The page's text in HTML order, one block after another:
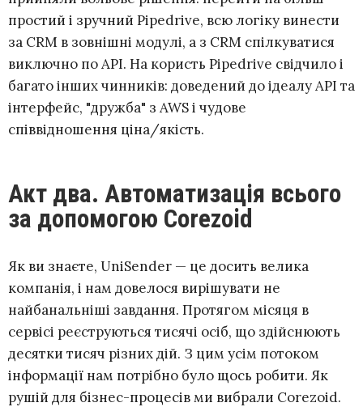
простий і зручний Pipedrive, всю логіку винести
за CRM в зовнішні модулі, а з CRM спілкуватися
виключно по API. На користь Pipedrive свідчило і
багато інших чинників: доведений до ідеалу API та
інтерфейс, "дружба" з AWS і чудове
співвідношення ціна/якість.
Акт два. Автоматизація всього
за допомогою Corezoid
Як ви знаєте, UniSender — це досить велика
компанія, і нам довелося вирішувати не
найбанальніші завдання. Протягом місяця в
сервісі реєструються тисячі осіб, що здійснюють
десятки тисяч різних дій. З цим усім потоком
інформації нам потрібно було щось робити. Як
рушій для бізнес-процесів ми вибрали Corezoid.